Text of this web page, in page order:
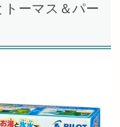
ーマス＆パー